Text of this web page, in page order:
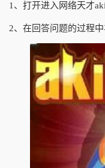
1、打开进入网络天才
2、在回答问题的过程